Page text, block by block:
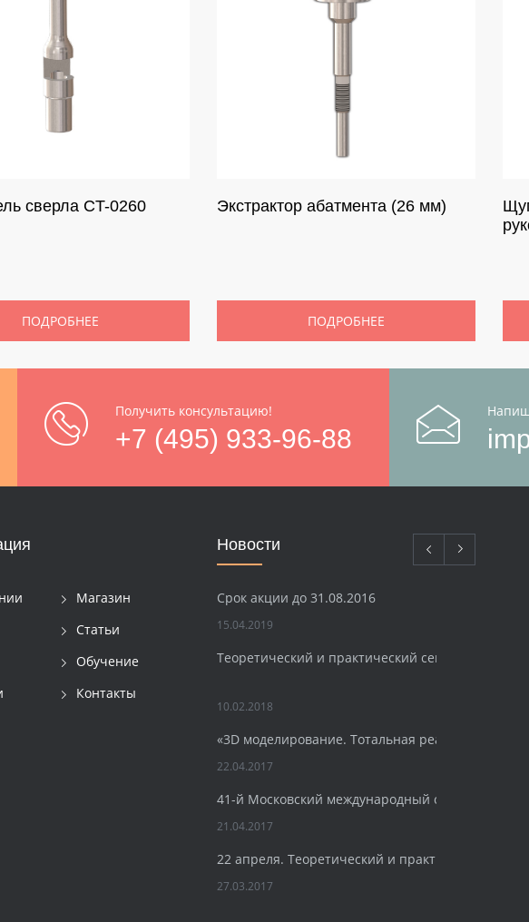
сверла CT-0260
ПОДРОБНЕЕ
Экстрактор абатмента (26 мм)
ПОДРОБНЕЕ
Получить консультацию!
+7 (495) 933-96-88
Магазин
Статьи
Обучение
Контакты
Новости
Срок акции до 31.08.2016
15.04.2019
Теоретический и практический семинар для
10.02.2018
«3D моделирование. Тотальная реабилитация.
22.04.2017
41-й Московский международный
21.04.2017
22 апреля. Теоретический и практический
27.03.2017